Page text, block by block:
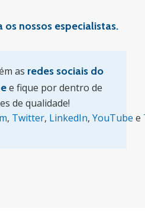
os nossos especialistas.
as redes sociais do
e fique por dentro de
de qualidade!
, Twitter, LinkedIn,YouTube e